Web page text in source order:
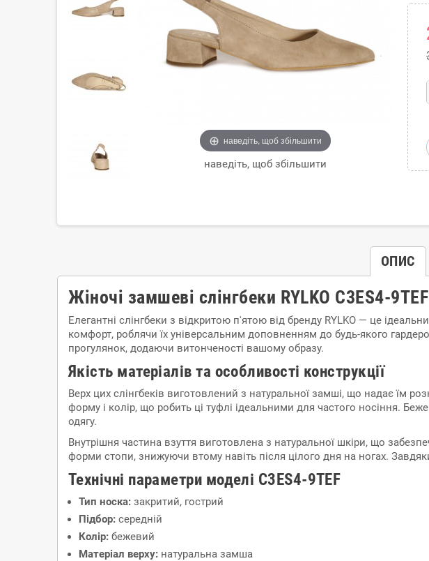
наведіть, щоб збільшити
наведіть, щоб збільшити
ОПИС
Жіночі замшеві слінгбеки RYLKO C3ES4-
Елегантні слінгбеки з відкритою п'ятою від бренду RYLKO — це
комфорт, роблячи їх універсальним доповненням до будь-якого
прогулянок, додаючи витонченості вашому образу.
Якість матеріалів та особливості конструкції
Верх цих слінгбеків виготовлений з натуральної замші, що надає їм
форму і колір, що робить ці туфлі ідеальними для частого носіння.
одягу.
Внутрішня частина взуття виготовлена з натуральної шкіри, що
форми стопи, знижуючи втому навіть після цілого дня на ногах.
Технічні параметри моделі C3ES4-9TEF
Тип носка: закритий, гострий
Підбор: середній
Колір: бежевий
Матеріал верху: натуральна замша